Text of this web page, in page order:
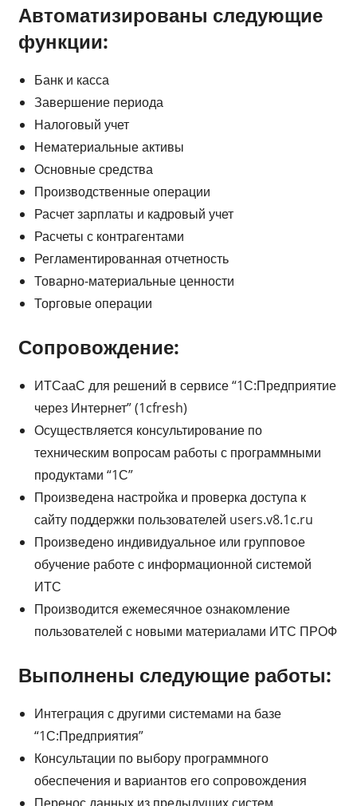
Автоматизированы следующие
функции:
Банк и касса
Завершение периода
Налоговый учет
Нематериальные активы
Основные средства
Производственные операции
Расчет зарплаты и кадровый учет
Расчеты с контрагентами
Регламентированная отчетность
Товарно-материальные ценности
Торговые операции
Сопровождение:
ИТСааС для решений в сервисе “1С:Предприятие
через Интернет” (1cfresh)
Осуществляется консультирование по
техническим вопросам работы с программными
продуктами “1С”
Произведена настройка и проверка доступа к
сайту поддержки пользователей users.v8.1c.ru
Произведено индивидуальное или групповое
обучение работе с информационной системой
ИТС
Производится ежемесячное ознакомление
пользователей с новыми материалами ИТС ПРОФ
Выполнены следующие работы:
Интеграция с другими системами на базе
“1С:Предприятия”
Консультации по выбору программного
обеспечения и вариантов его сопровождения